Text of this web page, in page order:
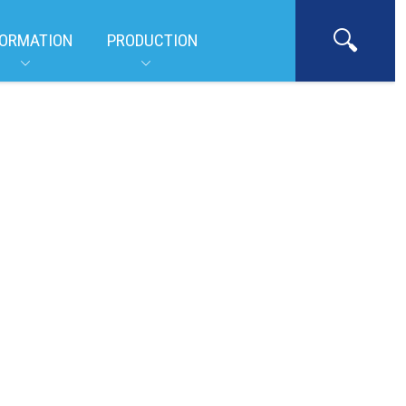
PRODUCTION